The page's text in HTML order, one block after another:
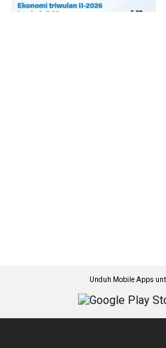
Unduh Mobile Apps